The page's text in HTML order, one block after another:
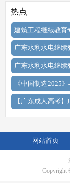
热点
建筑工程继续教育
广东水利水电继续
广东水利水电继续
《中国制造2025
【广东成人高考
网站首页
Copyright